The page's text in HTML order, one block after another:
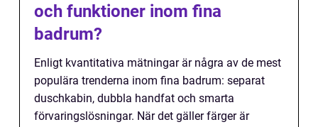
och funktioner inom fina
badrum?
Enligt kvantitativa mätningar är några av de mest
populära trenderna inom fina badrum: separat
duschkabin, dubbla handfat och smarta
förvaringslösningar. När det gäller färger är